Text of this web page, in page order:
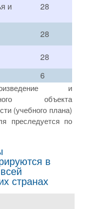
и
28
28
28
6
и
объекта
(учебного плана)
преследуется по
в
странах